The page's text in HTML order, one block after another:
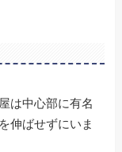
は中心部に有名
伸ばせずにいま